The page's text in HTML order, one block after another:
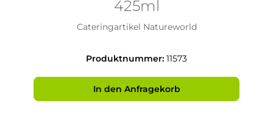
425ml
Cateringartikel Natureworld
Produktnummer: 11573
In den Anfragekorb